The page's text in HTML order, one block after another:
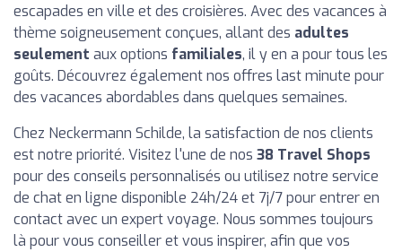
escapades en ville et des croisières. Avec des vacances à
thème soigneusement conçues, allant des adultes
seulement aux options familiales, il y en a pour tous les
goûts. Découvrez également nos offres last minute pour
des vacances abordables dans quelques semaines.
Chez Neckermann Schilde, la satisfaction de nos clients
est notre priorité. Visitez l'une de nos 38 Travel Shops
pour des conseils personnalisés ou utilisez notre service
de chat en ligne disponible 24h/24 et 7j/7 pour entrer en
contact avec un expert voyage. Nous sommes toujours
là pour vous conseiller et vous inspirer, afin que vos